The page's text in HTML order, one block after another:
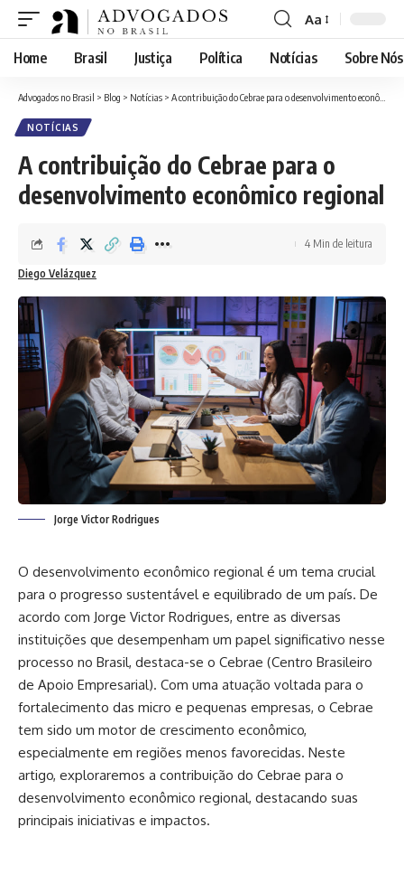
Font
Resizer
Aa
Home Brasil Justiça Política Notícias Sobre Nós
Advogados no Brasil > Blog > Notícias > A contribuição do Cebrae para o desenvolvimento econômico regional
NOTÍCIAS
A contribuição do Cebrae para o
desenvolvimento econômico regional
Diego Velázquez
4 Min de leitura
Jorge Victor Rodrigues
O desenvolvimento econômico regional é um tema crucial
para o progresso sustentável e equilibrado de um país. De
acordo com Jorge Victor Rodrigues, entre as diversas
instituições que desempenham um papel significativo nesse
processo no Brasil, destaca-se o Cebrae (Centro Brasileiro
de Apoio Empresarial). Com uma atuação voltada para o
fortalecimento das micro e pequenas empresas, o Cebrae
tem sido um motor de crescimento econômico,
especialmente em regiões menos favorecidas. Neste
artigo, exploraremos a contribuição do Cebrae para o
desenvolvimento econômico regional, destacando suas
principais iniciativas e impactos.